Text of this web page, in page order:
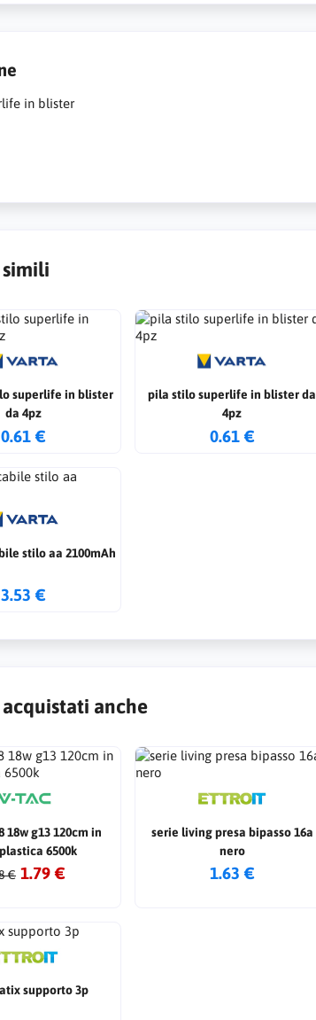
in blister
superlife in blister
da 4pz
0.61 €
pila stilo superlife in blister da
4pz
0.61 €
stilo aa 2100mAh
3.53 €
anche
18w g13 120cm in
6500k
€ 1.79 €
serie living presa bipasso 16a
nero
1.63 €
supporto 3p